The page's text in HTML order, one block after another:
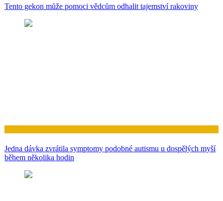
Tento gekon může pomoci vědcům odhalit tajemství rakoviny
Jedna dávka zvrátila symptomy podobné autismu u dospělých myší
během několika hodin